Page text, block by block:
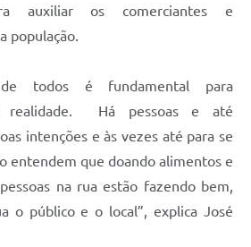
auxiliar os comerciantes e
população.
de todos é fundamental para
realidade. Há pessoas e até
intenções e às vezes até para se
entendem que doando alimentos e
na rua estão fazendo bem,
o público e o local”, explica José